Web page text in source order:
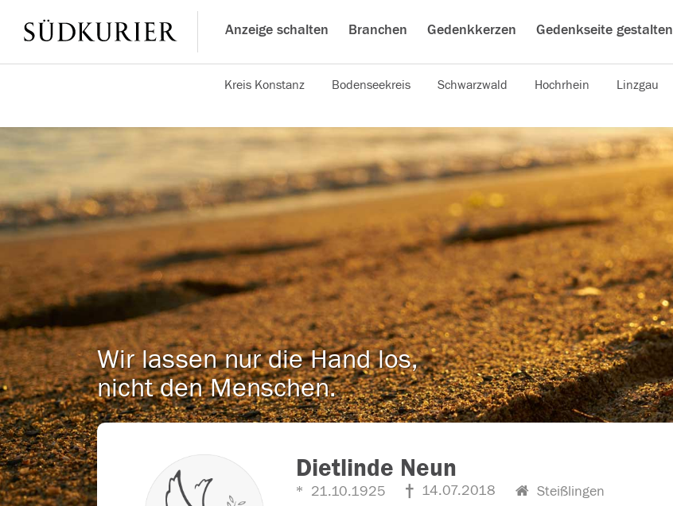
Anzeige schalten Branchen Gedenkkerzen Gedenkseite gestalten
Kreis Konstanz Bodenseekreis Schwarzwald Hochrhein Linzgau
Wir lassen nur die Hand los,
nicht den Menschen.
Dietlinde Neun
21.10.1925 14.07.2018 Steißlingen